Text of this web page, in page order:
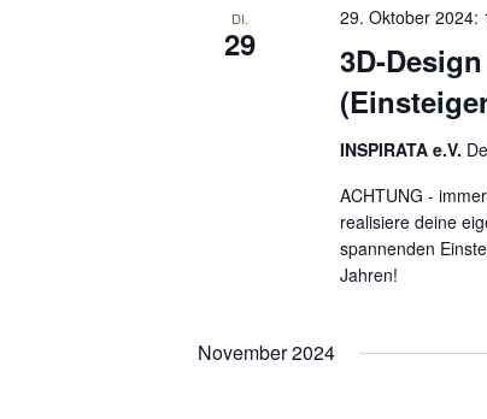
DI.
29
3D-
29. Oktober 2024:
INSPIRATA e.V.
ACHTUNG -
realisiere deine
spannenden
Jahren!
November 2024